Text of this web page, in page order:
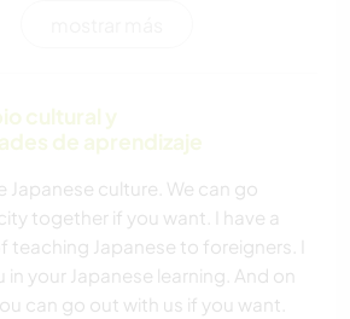
cultural y
de aprendizaje
Japanese culture. We can go
together if you want. I have a
Japanese to foreigners. I
in your Japanese learning. And on
can go out with us if you want.